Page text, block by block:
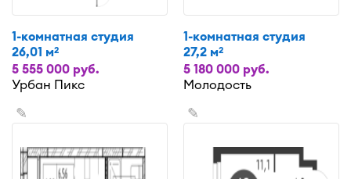
1-комнатная студия
26,01 м2
5 555 000 руб.
Урбан Пикс
1-комнатная студия
27,2 м2
5 180 000 руб.
Молодость
✎ ✎